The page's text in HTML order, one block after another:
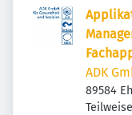
ADK
89584